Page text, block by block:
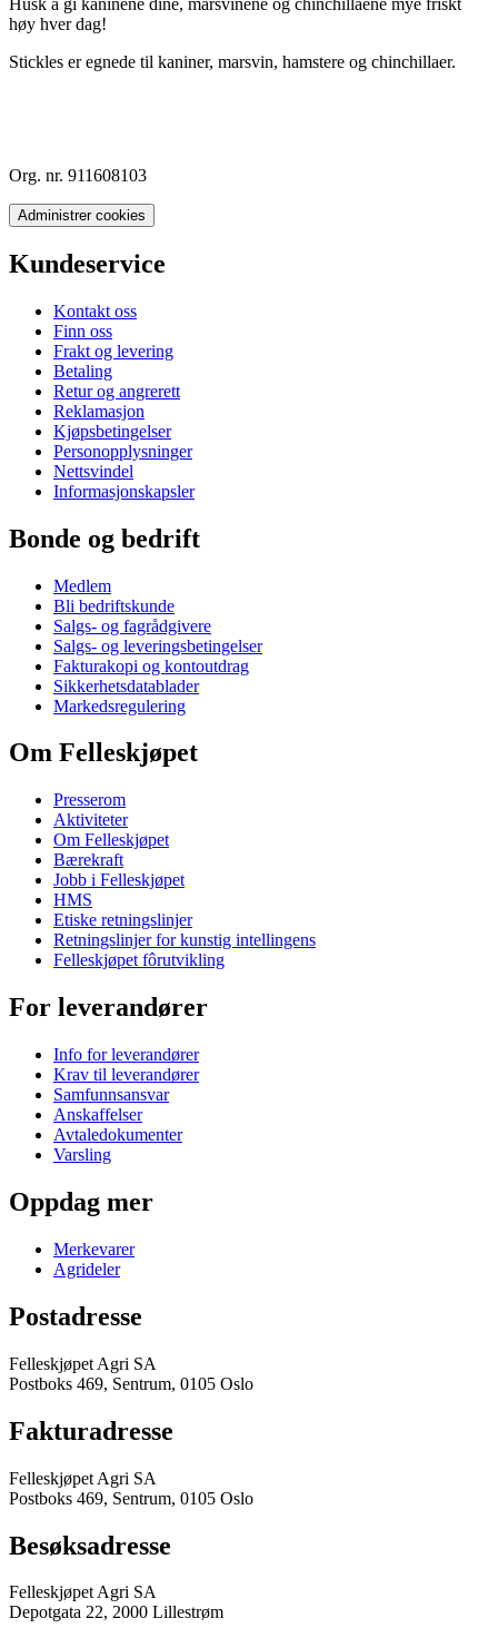
Husk å gi kaninene dine, marsvinene og chinchillaene mye friskt
høy hver dag!
Stickles er egnede til kaniner, marsvin, hamstere og chinchillaer.
Org. nr. 911608103
Administrer cookies
Kundeservice
Kontakt oss
Finn oss
Frakt og levering
Betaling
Retur og angrerett
Reklamasjon
Kjøpsbetingelser
Personopplysninger
Nettsvindel
Informasjonskapsler
Bonde og bedrift
Medlem
Bli bedriftskunde
Salgs- og fagrådgivere
Salgs- og leveringsbetingelser
Fakturakopi og kontoutdrag
Sikkerhetsdatablader
Markedsregulering
Om Felleskjøpet
Presserom
Aktiviteter
Om Felleskjøpet
Bærekraft
Jobb i Felleskjøpet
HMS
Etiske retningslinjer
Retningslinjer for kunstig intellingens
Felleskjøpet fôrutvikling
For leverandører
Info for leverandører
Krav til leverandører
Samfunnsansvar
Anskaffelser
Avtaledokumenter
Varsling
Oppdag mer
Merkevarer
Agrideler
Postadresse
Felleskjøpet Agri SA
Postboks 469, Sentrum, 0105 Oslo
Fakturadresse
Felleskjøpet Agri SA
Postboks 469, Sentrum, 0105 Oslo
Besøksadresse
Felleskjøpet Agri SA
Depotgata 22, 2000 Lillestrøm